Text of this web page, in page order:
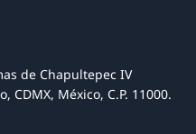
de Chapultepec IV
CDMX, México, C.P. 11000.